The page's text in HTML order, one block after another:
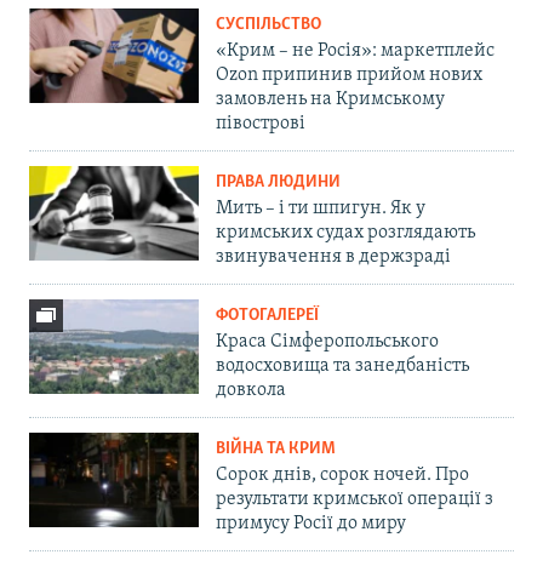
СУСПІЛЬСТВО
«Крим – не Росія»: маркетплейс
Ozon припинив прийом нових
замовлень на Кримському
півострові
ПРАВА ЛЮДИНИ
Мить – і ти шпигун. Як у
кримських судах розглядають
звинувачення в держзраді
ФОТОГАЛЕРЕЇ
Краса Сімферопольського
водосховища та занедбаність
довкола
ВІЙНА ТА КРИМ
Сорок днів, сорок ночей. Про
результати кримської операції з
примусу Росії до миру